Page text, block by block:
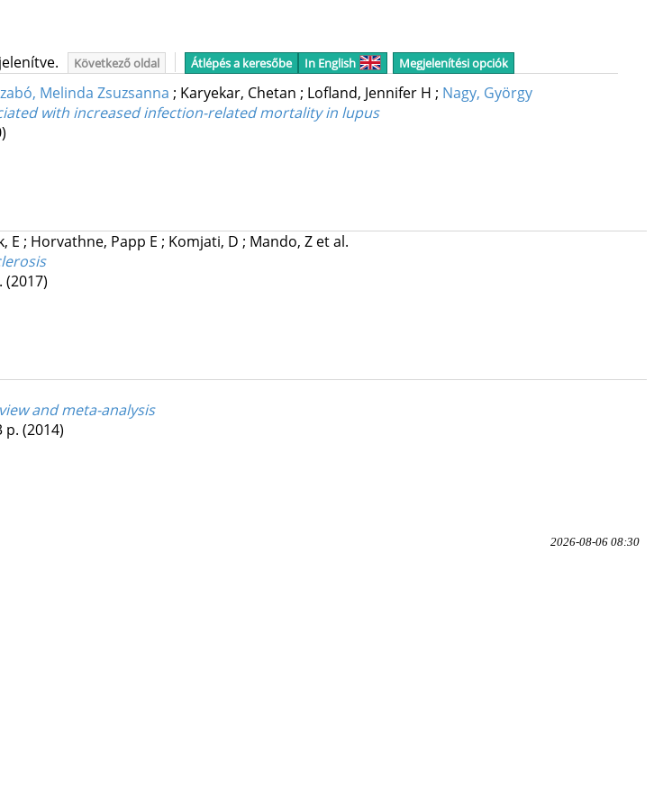
Következő oldal Átlépés a keresőbe In English Megjelenítési opciók
Melinda Zsuzsanna ; Karyekar, Chetan ; Lofland, Jennifer H ; Nagy, György
with increased infection-related mortality in lupus
E ; Horvathne, Papp E ; Komjati, D ; Mando, Z et al.
(2017)
and meta-analysis
p. (2014)
2026-08-06 08:30